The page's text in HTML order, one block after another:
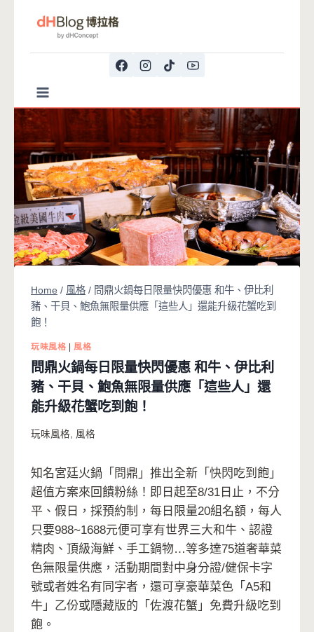
Home / 風格 / 問鼎火鍋每日限量快閃優惠 和牛、伊比利
豬、干貝、鮑魚無限量供應「這些人」還能升級花蟹吃到
飽！
玩味風格 |風格
問鼎火鍋每日限量快閃優惠 和牛、伊比利
豬、干貝、鮑魚無限量供應「這些人」還
能升級花蟹吃到飽！
玩味風格 風格
知名宮廷火鍋「問鼎」推出全新「快閃吃到飽」
超值方案來回饋粉絲！即日起至8/31日止，不分
平、假日，採預約制，每日限量20組名額，每人
只要988~1688元便可享有世界三大和牛、認證
精肉、頂級海鮮、手工鍋物…等多達75道奢華菜
色無限量供應，活動期間對中身分證/健保卡字
號或者姓名有同字者，還可享豪華菜色「A5和
牛」乙份或隱藏版的「佐渡花蟹」免費升級吃到
飽。